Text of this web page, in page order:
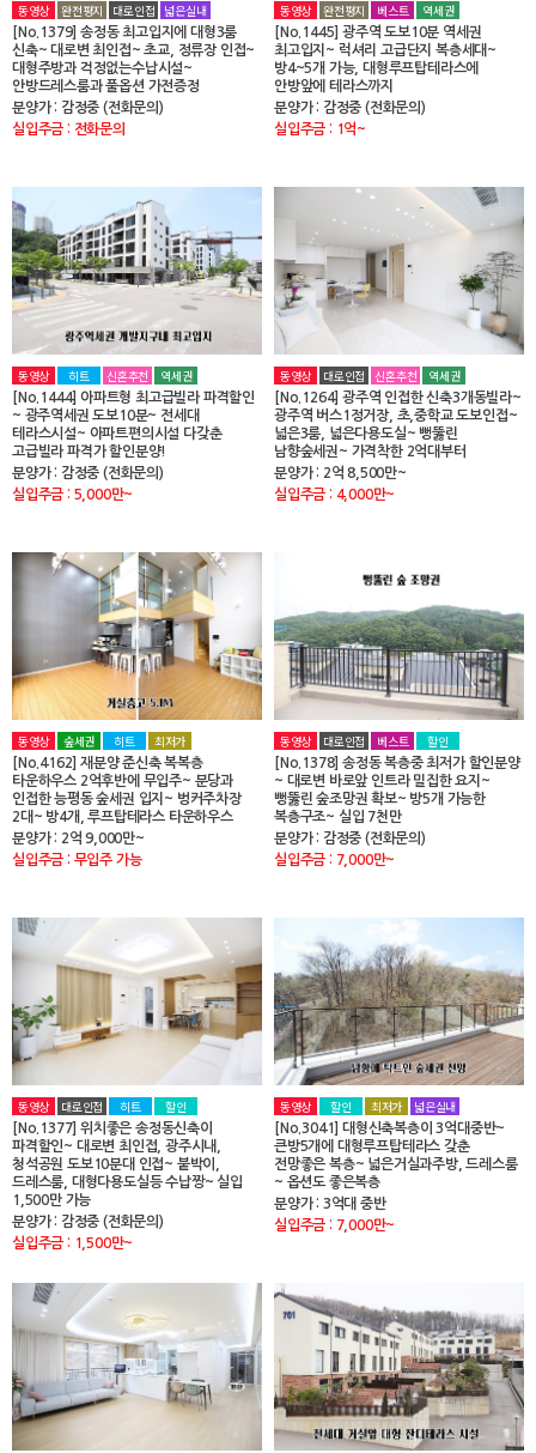
동영상 완전평지 대로인접 넓은실내
[No.1379] 송정동 최고입지에 대형3룸
신축~ 대로변 최인접~ 초교, 정류장 인접~
대형주방과 걱정없는수납시설~
안방드레스룸과 풀옵션 가전증정
분양가 : 감정중 (전화문의)
실입주금 : 전화문의
동영상 완전평지 베스트 역세권
[No.1445] 광주역 도보10분 역세권
최고입지~ 럭셔리 고급단지 복층세대~
방4~5개 가능, 대형루프탑테라스에
안방앞에 테라스까지
분양가 : 감정중 (전화문의)
실입주금 : 1억~
동영상 히트 신혼추천 역세권
[No.1444] 아파트형 최고급빌라 파격할인
~ 광주역세권 도보10분~ 전세대
테라스시설~ 아파트편의시설 다갖춘
고급빌라 파격가 할인분양!
분양가 : 감정중 (전화문의)
실입주금 : 5,000만~
동영상 대로인접 신혼추천 역세권
[No.1264] 광주역 인접한 신축3개동빌라~
광주역 버스1정거장, 초,중학교 도보인접~
넓은3룸, 넓은다용도실~ 뻥뚫린
남향숲세권~ 가격착한 2억대부터
분양가 : 2억 8,500만~
실입주금 : 4,000만~
동영상 숲세권 히트 최저가
[No.4162] 재분양 준신축 복복층
타운하우스 2억후반에 무입주~ 분당과
인접한 능평동 숲세권 입지~ 벙커주차장
2대~ 방4개, 루프탑테라스 타운하우스
분양가 : 2억 9,000만~
실입주금 : 무입주 가능
동영상 대로인접 베스트 할인
[No.1378] 송정동 복층중 최저가 할인분양
~ 대로변 바로앞 인트라 밀집한 요지~
뻥뚫린 숲조망권 확보~ 방5개 가능한
복층구조~ 실입 7천만
분양가 : 감정중 (전화문의)
실입주금 : 7,000만~
동영상 대로인접 히트 할인
[No.1377] 위치좋은 송정동신축이
파격할인~ 대로변 최인접, 광주시내,
청석공원 도보10분대 인접~ 붙박이,
드레스룸, 대형다용도실등 수납짱~ 실입
1,500만 가능
분양가 : 감정중 (전화문의)
실입주금 : 1,500만~
동영상 할인 최저가 넓은실내
[No.3041] 대형신축복층이 3억대중반~
큰방5개에 대형루프탑테라스 갖춘
전망좋은 복층~ 넓은거실과주방, 드레스룸
~ 옵션도 좋은복층
분양가 : 3억대 중반
실입주금 : 7,000만~